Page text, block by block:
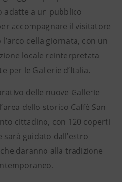
adatte a un pubblico
accompagnare il visitatore
della giornata, con un
locale reinterpretata
per le Gallerie d’Italia.
delle nuove Gallerie
dello storico Caffè San
cittadino, con 120 coperti
guidato dall’estro
daranno alla tradizione